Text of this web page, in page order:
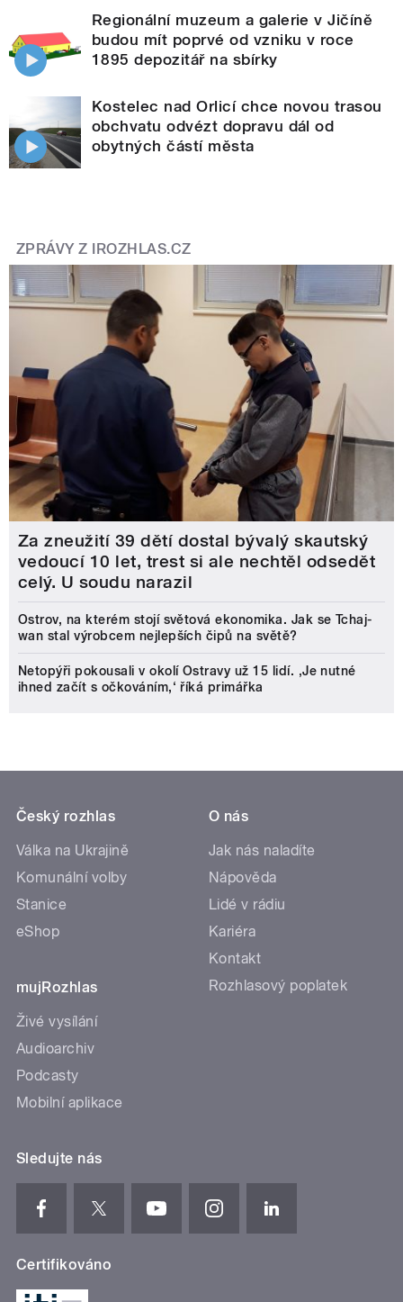
Regionální muzeum a galerie v Jičíně
budou mít poprvé od vzniku v roce
1895 depozitář na sbírky
Kostelec nad Orlicí chce novou trasou
obchvatu odvézt dopravu dál od
obytných částí města
ZPRÁVY Z IROZHLAS.CZ
Za zneužití 39 dětí dostal bývalý skautský
vedoucí 10 let, trest si ale nechtěl odsedět
celý. U soudu narazil
Ostrov, na kterém stojí světová ekonomika. Jak se Tchaj-
wan stal výrobcem nejlepších čipů na světě?
Netopýři pokousali v okolí Ostravy už 15 lidí. ‚Je nutné
ihned začít s očkováním,‘ říká primářka
Český rozhlas
Válka na Ukrajině
Komunální volby
Stanice
eShop
mujRozhlas
Živé vysílání
Audioarchiv
Podcasty
Mobilní aplikace
O nás
Jak nás naladíte
Nápověda
Lidé v rádiu
Kariéra
Kontakt
Rozhlasový poplatek
Sledujte nás
Certifikováno